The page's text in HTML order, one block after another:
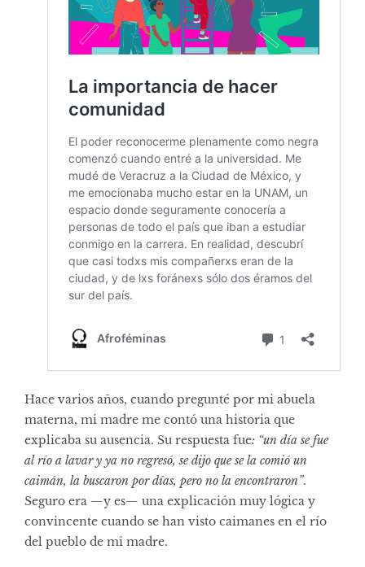
Hace varios años, cuando pregunté por mi abuela
materna, mi madre me contó una historia que
explicaba su ausencia. Su respuesta fue: “un día se fue
al río a lavar y ya no regresó, se dijo que se la comió un
caimán, la buscaron por días, pero no la encontraron”.
Seguro era —y es— una explicación muy lógica y
convincente cuando se han visto caimanes en el río
del pueblo de mi madre.